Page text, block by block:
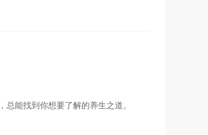
能找到你想要了解的养生之道。